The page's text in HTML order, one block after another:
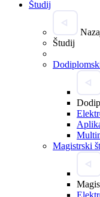
Študij
Študij
Magistrski